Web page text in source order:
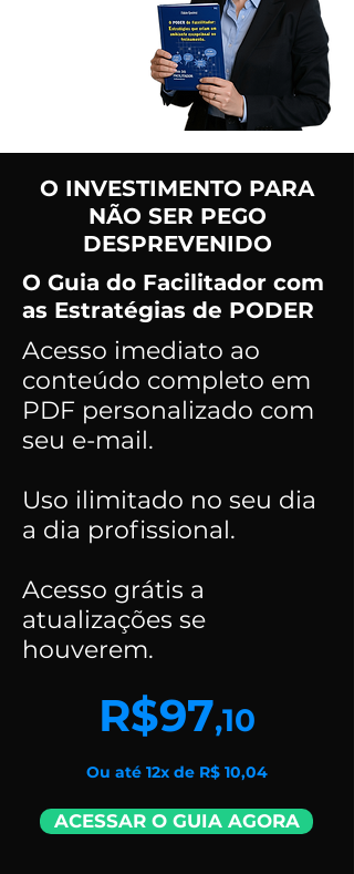
O INVESTIMENTO PARA
NÃO SER PEGO
DESPREVENIDO
O Guia do Facilitador com
as Estratégias de PODER
Acesso imediato ao
conteúdo completo em
PDF personalizado com
seu e-mail.
Uso ilimitado no seu dia
a dia profissional.
Acesso grátis a
atualizações se
houverem.
R$97,10
Ou até 12x de R$ 10,04
ACESSAR O GUIA AGORA